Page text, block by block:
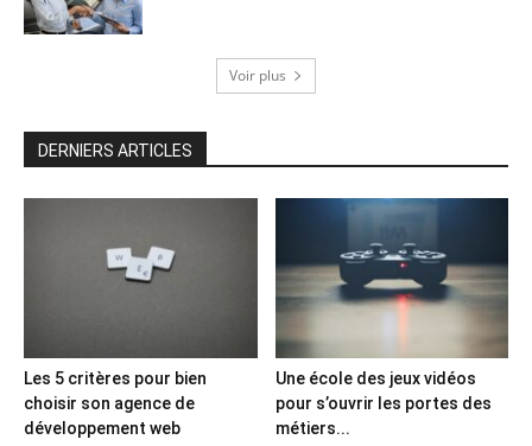
Voir plus
DERNIERS ARTICLES
Les 5 critères pour bien
choisir son agence de
développement web
Une école des jeux vidéos
pour s’ouvrir les portes des
métiers...